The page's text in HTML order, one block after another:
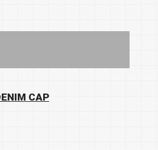
CAP